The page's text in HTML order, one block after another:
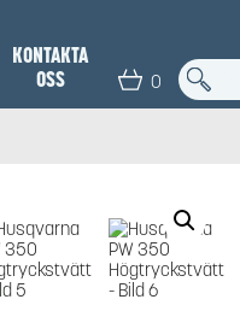
KONTAKTA
OSS
0